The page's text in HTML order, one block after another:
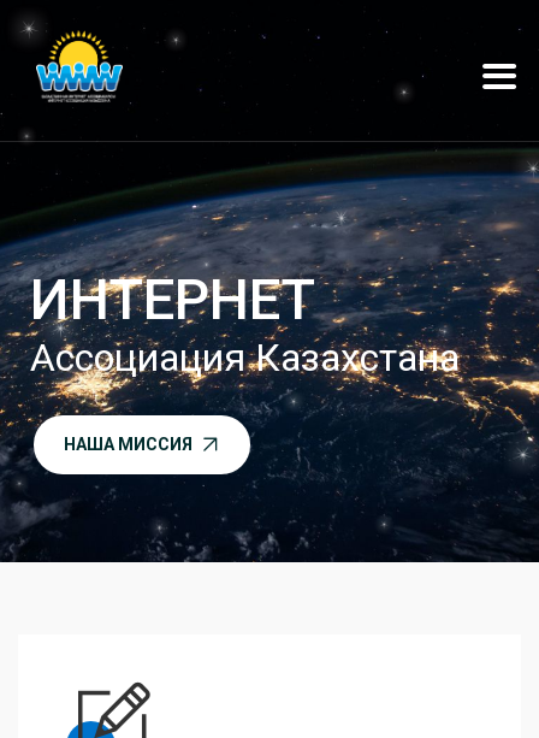
Ассоциация Казахстана
ИНТЕРНЕТ
НАША МИССИЯ